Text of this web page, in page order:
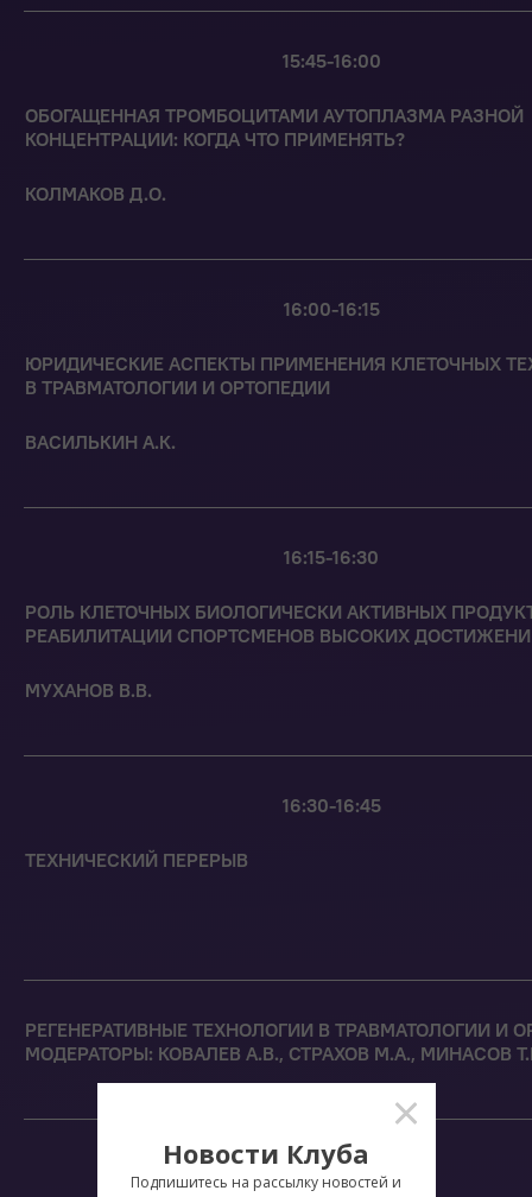
Новости Клуба
Подпишитесь на рассылку новостей и
15:45-16:00
ОБОГАЩЕННАЯ ТРОМБОЦИТАМИ АУТОПЛАЗМА РАЗНОЙ
КОНЦЕНТРАЦИИ: КОГДА ЧТО ПРИМЕНЯТЬ?
КОЛМАКОВ Д.О.
16:00-16:15
ЮРИДИЧЕСКИЕ АСПЕКТЫ ПРИМЕНЕНИЯ КЛЕТОЧНЫХ
В ТРАВМАТОЛОГИИ И ОРТОПЕДИИ
ВАСИЛЬКИН А.К.
16:15-16:30
РОЛЬ КЛЕТОЧНЫХ БИОЛОГИЧЕСКИ АКТИВНЫХ
РЕАБИЛИТАЦИИ СПОРТСМЕНОВ ВЫСОКИХ
МУХАНОВ В.В.
16:30-16:45
ТЕХНИЧЕСКИЙ ПЕРЕРЫВ
РЕГЕНЕРАТИВНЫЕ ТЕХНОЛОГИИ В ТРАВМАТОЛОГИИ И
МОДЕРАТОРЫ: КОВАЛЕВ А.В., СТРАХОВ М.А., МИНАСОВ
16:45-16:55